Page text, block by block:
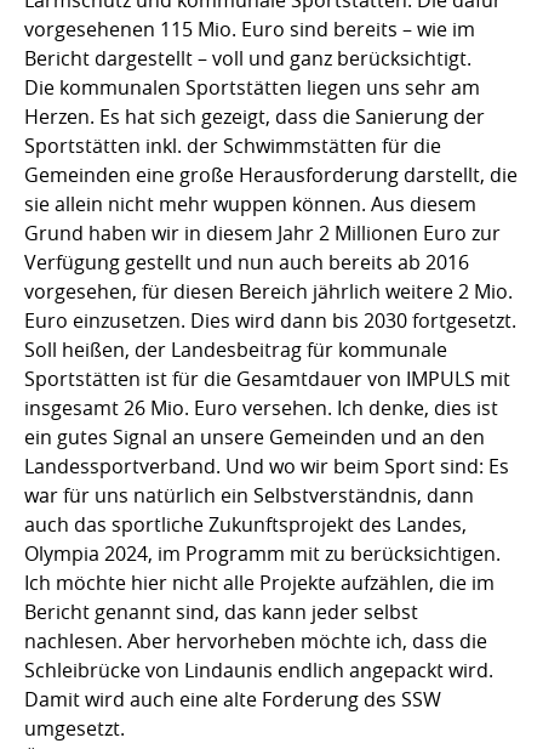
vorgesehenen 115 Mio. Euro sind bereits – wie im
Bericht dargestellt – voll und ganz berücksichtigt.
Die kommunalen Sportstätten liegen uns sehr am
Herzen. Es hat sich gezeigt, dass die Sanierung der
Sportstätten inkl. der Schwimmstätten für die
Gemeinden eine große Herausforderung darstellt, die
sie allein nicht mehr wuppen können. Aus diesem
Grund haben wir in diesem Jahr 2 Millionen Euro zur
Verfügung gestellt und nun auch bereits ab 2016
vorgesehen, für diesen Bereich jährlich weitere 2 Mio.
Euro einzusetzen. Dies wird dann bis 2030 fortgesetzt.
Soll heißen, der Landesbeitrag für kommunale
Sportstätten ist für die Gesamtdauer von IMPULS mit
insgesamt 26 Mio. Euro versehen. Ich denke, dies ist
ein gutes Signal an unsere Gemeinden und an den
Landessportverband. Und wo wir beim Sport sind: Es
war für uns natürlich ein Selbstverständnis, dann
auch das sportliche Zukunftsprojekt des Landes,
Olympia 2024, im Programm mit zu berücksichtigen.
Ich möchte hier nicht alle Projekte aufzählen, die im
Bericht genannt sind, das kann jeder selbst
nachlesen. Aber hervorheben möchte ich, dass die
Schleibrücke von Lindaunis endlich angepackt wird.
Damit wird auch eine alte Forderung des SSW
umgesetzt.